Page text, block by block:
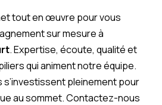
tout en œuvre pour vous
sur mesure à
. Expertise, écoute, qualité et
qui animent notre équipe.
pleinement pour
au sommet. Contactez-nous